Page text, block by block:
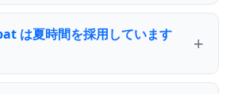
は夏時間を採用しています